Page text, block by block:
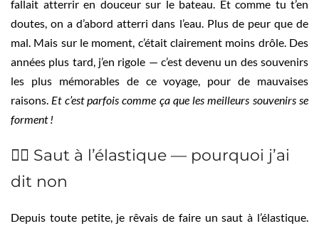
fallait atterrir en douceur sur le bateau. Et comme tu t’en
doutes, on a d’abord atterri dans l’eau. Plus de peur que de
mal. Mais sur le moment, c’était clairement moins drôle. Des
années plus tard, j’en rigole — c’est devenu un des souvenirs
les plus mémorables de ce voyage, pour de mauvaises
raisons. Et c’est parfois comme ça que les meilleurs souvenirs se
forment !
🙅‍♀️ Saut à l’élastique — pourquoi j’ai
dit non
Depuis toute petite, je rêvais de faire un saut à l’élastique.